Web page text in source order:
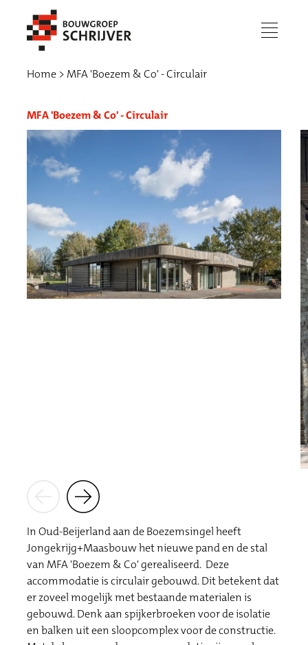
menu
Werken bij
Home MFA 'Boezem & Co' - Circulair
MFA 'Boezem & Co' - Circulair
In Oud-Beijerland aan de Boezemsingel heeft
Jongekrijg+Maasbouw het nieuwe pand en de stal
van MFA 'Boezem & Co' gerealiseerd. Deze
accommodatie is circulair gebouwd. Dit betekent dat
er zoveel mogelijk met bestaande materialen is
gebouwd. Denk aan spijkerbroeken voor de isolatie
en balken uit een sloopcomplex voor de constructie.